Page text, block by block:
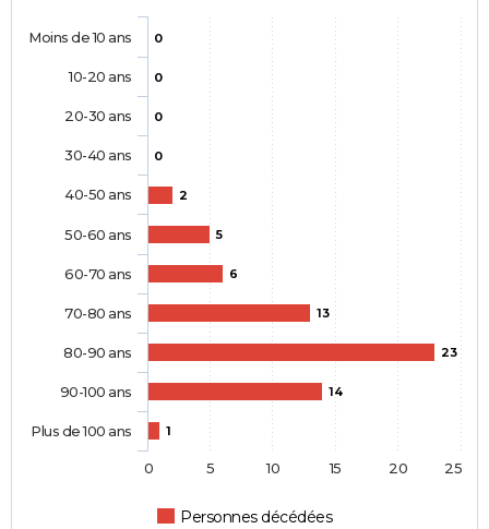
0
0
0
0
2
5
6
13
23
14
1
Personnes décédées
Moins de 10 ans
10-20 ans
20-30 ans
30-40 ans
40-50 ans
50-60 ans
60-70 ans
70-80 ans
80-90 ans
90-100 ans
Plus de 100 ans
0 5 10 15 20 25